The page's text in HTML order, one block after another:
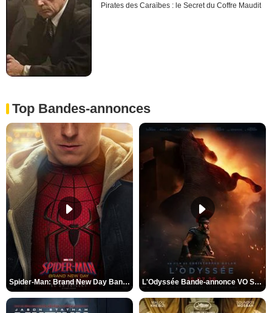
Pirates des Caraïbes : le Secret du Coffre Maudit
Top Bandes-annonces
Spider-Man: Brand New Day Bande-annonce VO STFR L'Odyssée Bande-annonce VO STFR